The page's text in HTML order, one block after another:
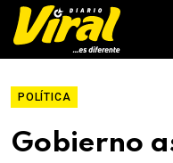
POLÍTICA
Gobierno